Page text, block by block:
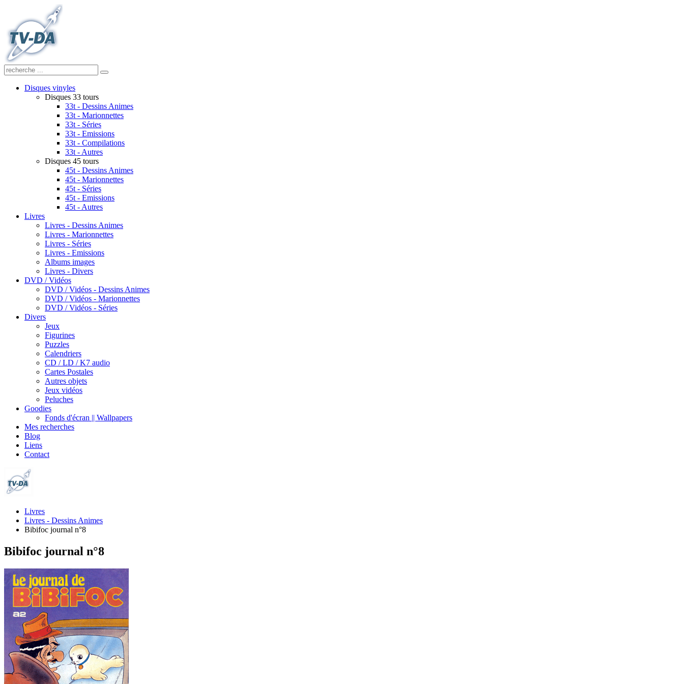
Disques vinyles
Disques 33 tours
33t - Dessins Animes
33t - Marionnettes
33t - Séries
33t - Emissions
33t - Compilations
33t - Autres
Disques 45 tours
45t - Dessins Animes
45t - Marionnettes
45t - Séries
45t - Emissions
45t - Autres
Livres
Livres - Dessins Animes
Livres - Marionnettes
Livres - Séries
Livres - Emissions
Albums images
Livres - Divers
DVD / Vidéos
DVD / Vidéos - Dessins Animes
DVD / Vidéos - Marionnettes
DVD / Vidéos - Séries
Divers
Jeux
Figurines
Puzzles
Calendriers
CD / LD / K7 audio
Cartes Postales
Autres objets
Jeux vidéos
Peluches
Goodies
Fonds d'écran || Wallpapers
Mes recherches
Blog
Liens
Contact
Livres
Livres - Dessins Animes
Bibifoc journal n°8
Bibifoc journal n°8